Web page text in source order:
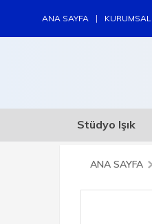
ANA SAYFA | KURUMSAL
Stüdyo Işık
ANA SAYFA